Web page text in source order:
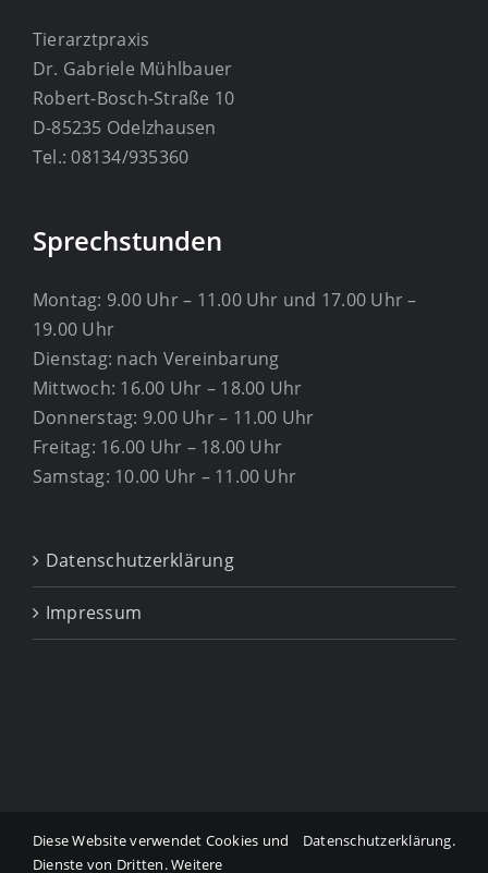
Tierarztpraxis
Dr. Gabriele Mühlbauer
Robert-Bosch-Straße 10
D-85235 Odelzhausen
Tel.: 08134/935360
Sprechstunden
Montag: 9.00 Uhr – 11.00 Uhr und 17.00 Uhr –
19.00 Uhr
Dienstag: nach Vereinbarung
Mittwoch: 16.00 Uhr – 18.00 Uhr
Donnerstag: 9.00 Uhr – 11.00 Uhr
Freitag: 16.00 Uhr – 18.00 Uhr
Samstag: 10.00 Uhr – 11.00 Uhr
Datenschutzerklärung
Impressum
Diese Website verwendet Cookies und
Dienste von Dritten. Weitere
Datenschutzerklärung.